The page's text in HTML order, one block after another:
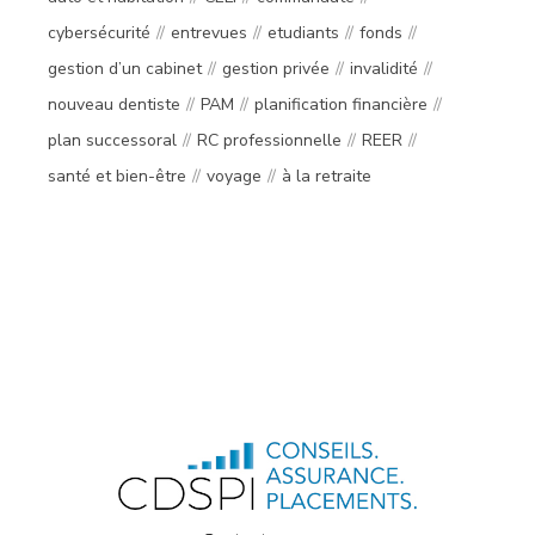
cybersécurité
entrevues etudiants
fonds
gestion d’un cabinet
gestion privée
invalidité
nouveau dentiste
PAM
planification financière
plan successoral
RC professionnelle
REER
santé et bien-être
voyage à la retraite